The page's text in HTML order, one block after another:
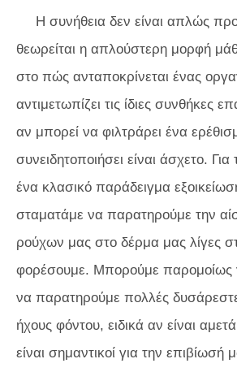
Η συνήθεια δεν είναι απλώς
θεωρείται η απλούστερη μορφή
στο πώς ανταποκρίνεται ένας
αντιμετωπίζει τις ίδιες συνθήκες
αν μπορεί να φιλτράρει ένα
συνειδητοποιήσει είναι άσχετο.
ένα κλασικό παράδειγμα
σταματάμε να παρατηρούμε την
ρούχων μας στο δέρμα μας λίγες
φορέσουμε. Μπορούμε παρομοίως
να παρατηρούμε πολλές
ήχους φόντου, ειδικά αν είναι
είναι σημαντικοί για την επιβίωσή